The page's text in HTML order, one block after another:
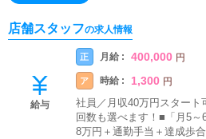
店舗スタッフの求人情報
給与
正 月給 : 400,000 円
ア 時給 : 1,300 円
社員／月収40万円スター
回数も選べます！■「月5
8万円＋通勤手当＋達成歩